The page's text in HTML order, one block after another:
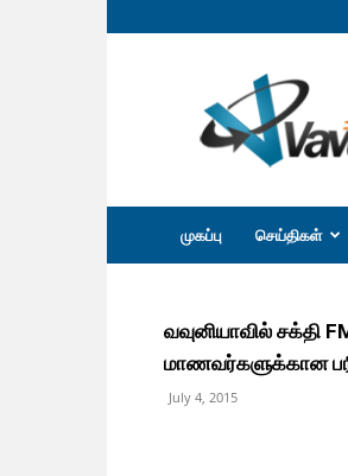
வவுனியா
நெற்
முகப்பு செய்திகள்
வவுனியாவில் சக்தி
மாணவர்களுக்கான
July 4, 2015